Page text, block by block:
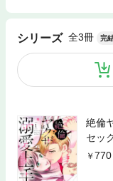
シリーズ 全3冊 完
絶倫
セッ
770